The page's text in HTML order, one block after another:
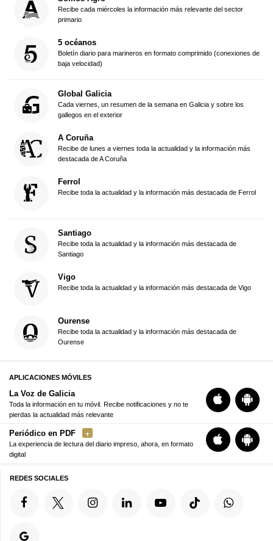
Recibe cada miércoles la información más relevante del sector
primario
5 océanos
Boletín diario para marineros en formato comprimido (conexiones de
baja velocidad)
Global Galicia
Cada viernes, un resumen de la semana en Galicia y sobre los
gallegos en el exterior
A Coruña
Recibe de lunes a viernes toda la actualidad y la información más
destacada de A Coruña
Ferrol
Recibe toda la actualidad y la información más destacada de Ferrol
Santiago
Recibe toda la actualidad y la información más destacada de
Santiago
Vigo
Recibe toda la actualidad y la información más destacada de Vigo
Ourense
Recibe toda la actualidad y la información más destacada de
Ourense
APLICACIONES MÓVILES
La Voz de Galicia
Toda la información en tu móvil. Recibe notificaciones y no te
pierdas la actualidad más relevante
Periódico en PDF
La experiencia de lectura del diario impreso, ahora, en formato
digital
REDES SOCIALES